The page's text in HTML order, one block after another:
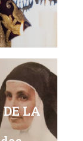
LA